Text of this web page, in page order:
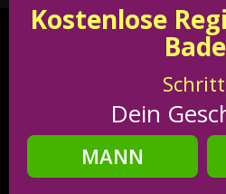
Kostenlose
Schritt
Dein
MANN